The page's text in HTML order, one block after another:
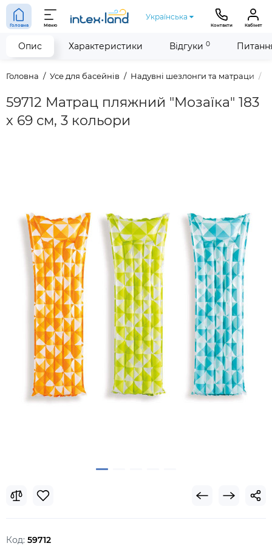
Головна Меню
Українська
Контакти Кабінет
Головна Усе для басейнів Надувні шезлонги та матраци
59712 Матрац пляжний "Мозаїка" 183
х 69 см, 3 кольори
Код: 59712
Опис Характеристики Відгуки 0